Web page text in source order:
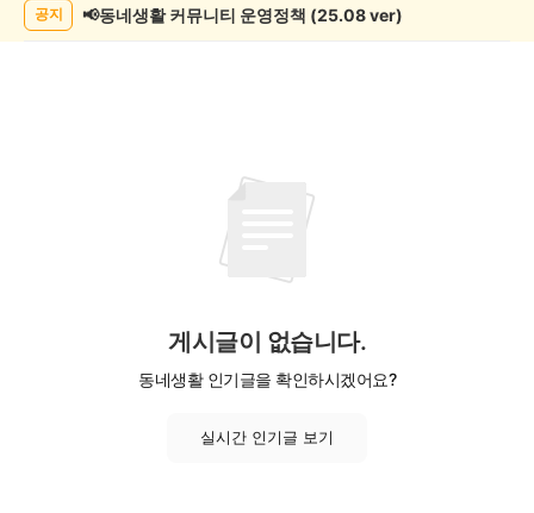
록
공지 📢동네생활 커뮤니티 운영정책 (25.08 ver)
게시글이 없습니다.
동네생활 인기글을 확인하시겠어요?
실시간 인기글 보기